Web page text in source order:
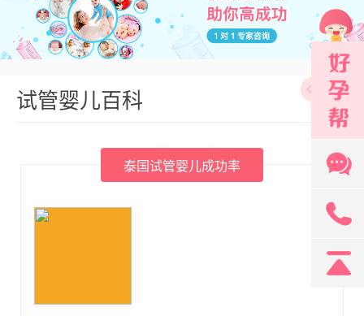
试管婴儿百科
泰国试管婴儿成功率